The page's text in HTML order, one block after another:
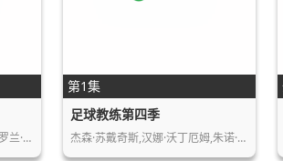
克劳迪奥·卡塔诺,玛莉达·索托,罗兰·索菲…
第1集
足球教练第四季
杰森·苏戴奇斯,汉娜·沃丁厄姆,朱诺·坦普…